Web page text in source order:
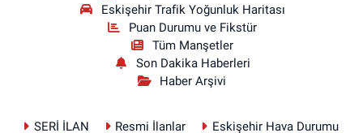
Eskişehir Trafik Yoğunluk Haritası
Puan Durumu ve Fikstür
Tüm Manşetler
Son Dakika Haberleri
Haber Arşivi
SERİ İLAN Resmi İlanlar Eskişehir Hava Durumu